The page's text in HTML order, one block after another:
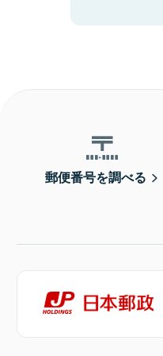
郵便番号を調べる